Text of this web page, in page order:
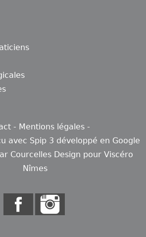
- Mentions légales -
avec Spip 3 développé en Google
Courcelles Design pour Viscéro
Nîmes